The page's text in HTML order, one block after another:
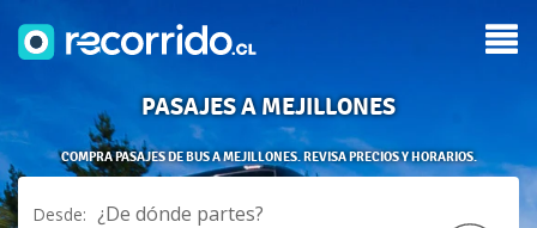
PASAJES A MEJILLONES
COMPRA PASAJES DE BUS A MEJILLONES. REVISA PRECIOS Y HORARIOS.
Desde: ¿De dónde partes?